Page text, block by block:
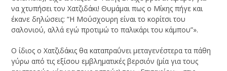
να χτυπήσει τον Χατζιδάκι! Θυμάμαι πως ο Μίκης πήγε και
έκανε δηλώσεις: “H Μούσχουρη είναι το κορίτσι του
σαλονιού, αλλά εγώ προτιμώ το παλικάρι του κάμπου”».
Ο ίδιος ο Χατζιδάκις θα καταπραΰνει μεταγενέστερα τα πάθη
γύρω από τις εξίσου εμβληματικές βερσιόν (μία για τους